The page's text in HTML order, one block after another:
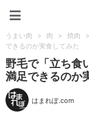
うまい肉 > 肉 > 焼肉 >
できるのか実食してみた
野毛で「立ち食
満足できるのか
はまれぽ.com